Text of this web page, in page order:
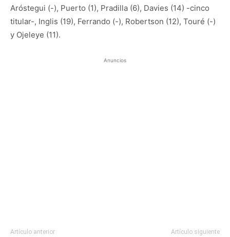
Aróstegui (-), Puerto (1), Pradilla (6), Davies (14) -cinco
titular-, Inglis (19), Ferrando (-), Robertson (12), Touré (-)
y Ojeleye (11).
Anuncios
Artículo anterior Artículo siguiente